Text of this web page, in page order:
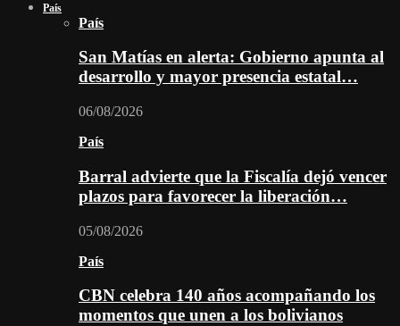
País
País
San Matías en alerta: Gobierno apunta al
desarrollo y mayor presencia estatal…
06/08/2026
País
Barral advierte que la Fiscalía dejó vencer
plazos para favorecer la liberación…
05/08/2026
País
CBN celebra 140 años acompañando los
momentos que unen a los bolivianos